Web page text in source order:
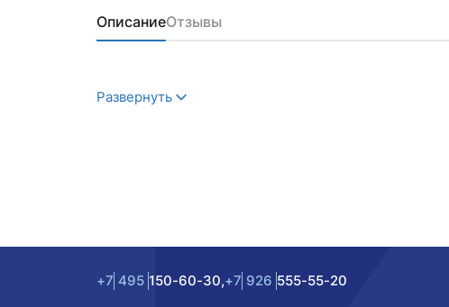
ОписаниеОтзывы
Развернуть
+7 495 150-60-30,+7 926 555-55-20